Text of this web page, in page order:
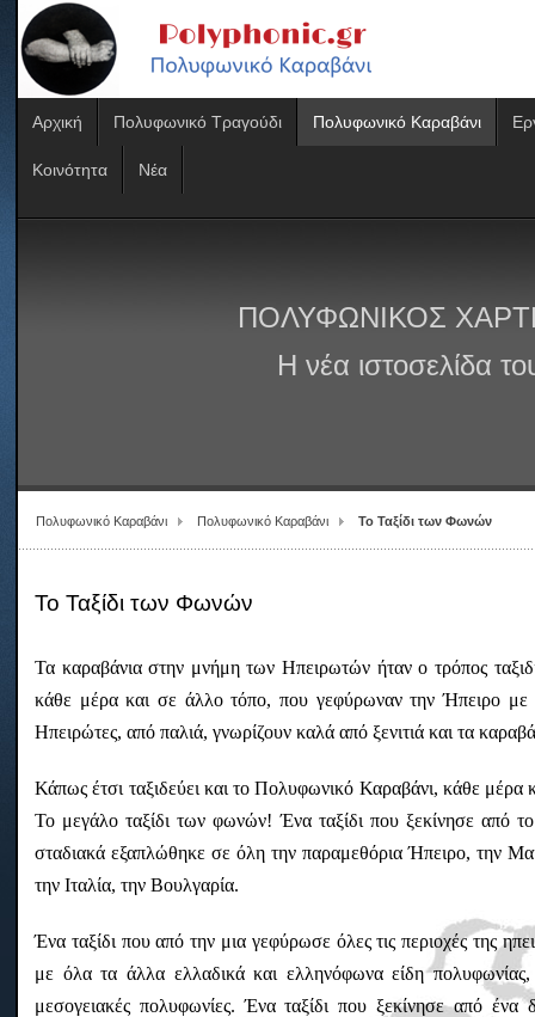
Αρχική Πολυφωνικό Τραγούδι Πολυφωνικό Καραβάνι
Κοινότητα Νέα
ΠΟΛΥΦΩΝΙΚΟΣ
Η νέα ιστοσελίδα
Πολυφωνικό Καραβάνι Πολυφωνικό Καραβάνι Το Ταξίδι των Φωνών
Το Ταξίδι των Φωνών
Τα καραβάνια στην μνήμη των Ηπειρωτών ήταν ο τρόπος
κάθε μέρα και σε άλλο τόπο, που γεφύρωναν την Ήπειρο
Ηπειρώτες, από παλιά, γνωρίζουν καλά από ξενιτιά και τα
Κάπως έτσι ταξιδεύει και το Πολυφωνικό Καραβάνι, κάθε
Το μεγάλο ταξίδι των φωνών! Ένα ταξίδι που ξεκίνησε από
σταδιακά εξαπλώθηκε σε όλη την παραμεθόρια Ήπειρο, την
την Ιταλία, την Βουλγαρία.
Ένα ταξίδι που από την μια γεφύρωσε όλες τις περιοχές της
με όλα τα άλλα ελλαδικά και ελληνόφωνα είδη πολυφωνίας,
μεσογειακές πολυφωνίες. Ένα ταξίδι που ξεκίνησε από